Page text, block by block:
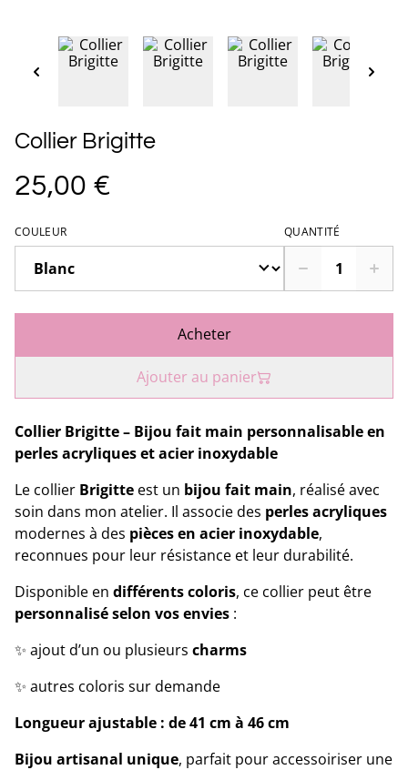
Collier Brigitte
25,00 €
COULEUR QUANTITÉ
Acheter
Ajouter au panier
Collier Brigitte – Bijou fait main personnalisable en
perles acryliques et acier inoxydable
Le collier Brigitte est un bijou fait main, réalisé avec
soin dans mon atelier. Il associe des perles acryliques
modernes à des pièces en acier inoxydable,
reconnues pour leur résistance et leur durabilité.
Disponible en différents coloris, ce collier peut être
personnalisé selon vos envies :
✨ ajout d’un ou plusieurs charms
✨ autres coloris sur demande
Longueur ajustable : de 41 cm à 46 cm
Bijou artisanal unique, parfait pour accessoiriser une